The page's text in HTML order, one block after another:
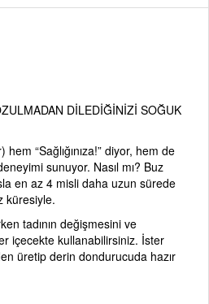
DİLEDİĞİNİZİ SOĞUK
“Sağlığınıza!” diyor, hem de
sunuyor. Nasıl mı? Buz
en az 4 misli daha uzun sürede
küresiyle.
tadının değişmesini ve
içecekte kullanabilirsiniz. İster
üretip derin dondurucuda hazır